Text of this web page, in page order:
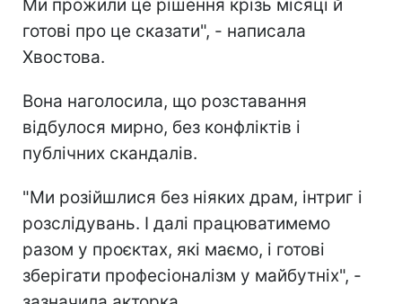
Ми прожили це рішення крізь місяці й
готові про це сказати", - написала
Хвостова.
Вона наголосила, що розставання
відбулося мирно, без конфліктів і
публічних скандалів.
"Ми розійшлися без ніяких драм, інтриг і
розслідувань. І далі працюватимемо
разом у проєктах, які маємо, і готові
зберігати професіоналізм у майбутніх", -